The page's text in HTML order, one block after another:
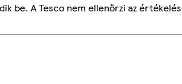
be. A Tesco nem ellenőrzi az